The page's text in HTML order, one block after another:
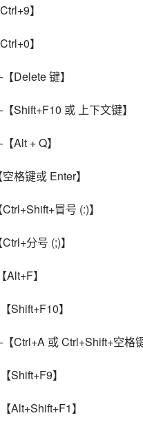
】
】
Delete 键】
Shift+F10 或 上下文键】
Alt + Q】
格键或 Enter】
冒号 (:)】
分号 (;)】
】
】
或 Ctrl+Shift+空格键
】
】